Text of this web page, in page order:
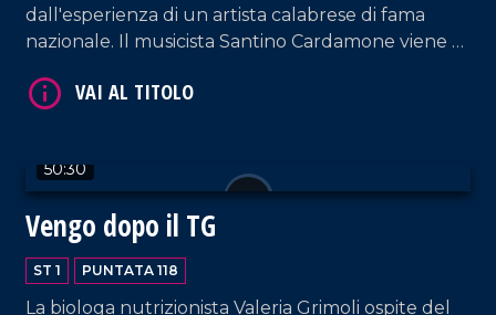
dall'esperienza di un artista calabrese di fama
nazionale. Il musicista Santino Cardamone viene a
accompagnato da sua moglie, Eleonora Anania,
50:30
Vengo dopo il TG
ST 1 PUNTATA 118
La biologa nutrizionista Valeria Grimoli ospite del
VAI AL TITOLO